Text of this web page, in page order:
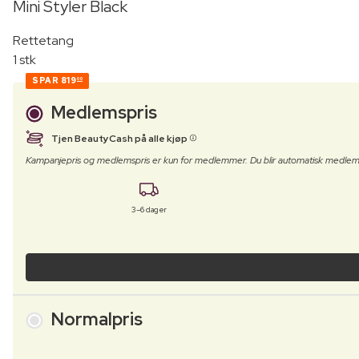
Mini Styler Black
Rettetang
1 stk
SPAR 81900
Medlemspris
Tjen BeautyCash på alle kjøp
Kampanjepris og medlemspris er kun for medlemmer. Du blir automatisk
3–6 dager
Normalpris